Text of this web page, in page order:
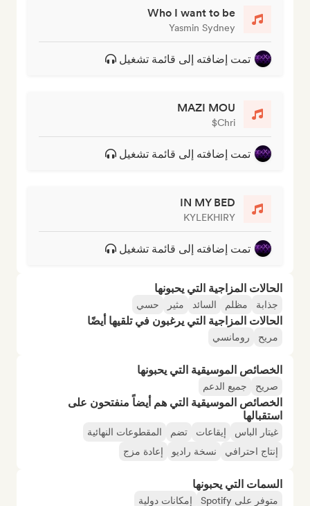
Who I want to be
Yasmin Sydney
تمت إضافته إلى قائمة تشغيل
MAZI MOU
Chri$
تمت إضافته إلى قائمة تشغيل
IN MY BED
KYLEKHIRY
تمت إضافته إلى قائمة تشغيل
الحالات المزاجية التي يحبونها
جذابة مظلم السائد مثير حسي
الحالات المزاجية التي يرغبون في تلقيها أيضًا
مريح رومانسي
الخصائص الموسيقية التي يحبونها
صريح جميع الدعم
الخصائص الموسيقية التي هم أيضاً منفتحون على
استقبالها
غيتار الباس إيقاعات تضم
المقطوعات النهائية
إنتاج احترافي
نسخة راديو إعادة مزج
السمات التي يحبونها
متوفر على Spotify إمكانات دولية